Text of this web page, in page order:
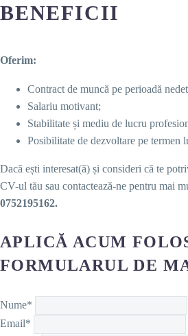
BENEFICII
Oferim:
Contract de muncă pe perioadă
Salariu motivant;
Stabilitate și mediu de lucru
Posibilitate de dezvoltare pe termen
Dacă ești interesat(ă) și consideri că te
CV-ul tău sau contactează-ne pentru mai
0752195162.
APLICĂ ACUM
FORMULARUL DE
Nume*
Email*